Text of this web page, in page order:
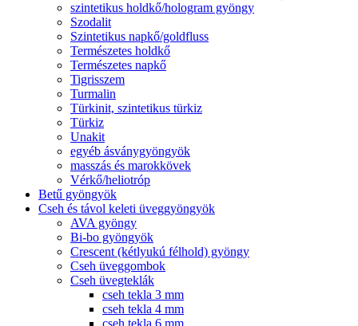
szintetikus holdkő/hologram gyöngy
Szodalit
Szintetikus napkő/goldfluss
Természetes holdkő
Természetes napkő
Tigrisszem
Turmalin
Türkinit, szintetikus türkiz
Türkiz
Unakit
egyéb ásványgyöngyök
masszás és marokkövek
Vérkő/heliotróp
Betű gyöngyök
Cseh és távol keleti üveggyöngyök
AVA gyöngy
Bi-bo gyöngyök
Crescent (kétlyukú félhold) gyöngy
Cseh üveggombok
Cseh üvegteklák
cseh tekla 3 mm
cseh tekla 4 mm